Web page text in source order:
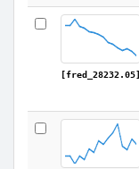
[fred_28232.05]